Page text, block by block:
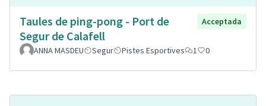
Taules de ping-pong - Port de
Segur de Calafell
Acceptada
ANNA MASDEU Segur Pistes Esportives 1 0